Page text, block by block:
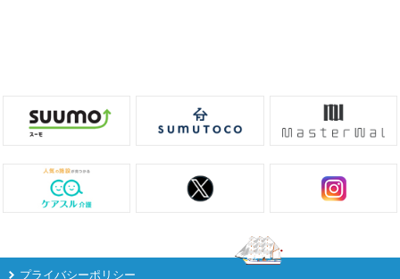
プライバシーポリシー